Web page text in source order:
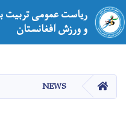
ریاست عمومی تربیت
و ورزش افغانستان
HOME
NEWS